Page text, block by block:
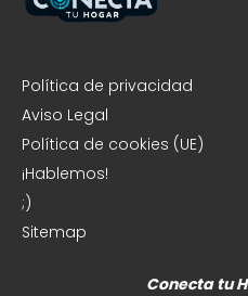
Política de privacidad
Aviso Legal
Política de cookies (UE)
¡Hablemos!
;)
Sitemap
Conecta tu